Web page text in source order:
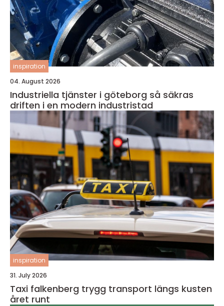
inspiration
04. August 2026
Industriella tjänster i göteborg så säkras
driften i en modern industristad
inspiration
31. July 2026
Taxi falkenberg trygg transport längs kusten
året runt